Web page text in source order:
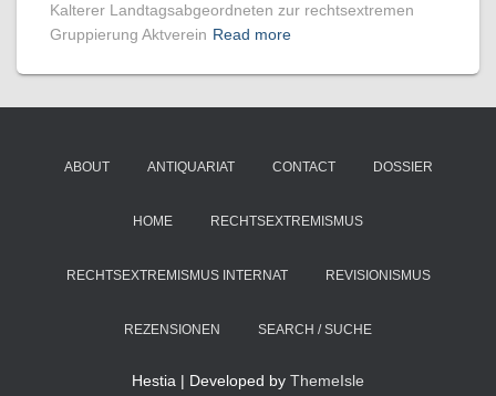
Kalterer Landtagsabgeordneten zur rechtsextremen
Gruppierung Aktverein Read more
ABOUT ANTIQUARIAT CONTACT DOSSIER
HOME RECHTSEXTREMISMUS
RECHTSEXTREMISMUS INTERNAT REVISIONISMUS
REZENSIONEN SEARCH / SUCHE
Hestia | Developed by ThemeIsle